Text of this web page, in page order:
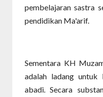
pembelajaran sastra
pendidikan Ma'arif.
Sementara KH
adalah ladang untuk
abadi. Secara